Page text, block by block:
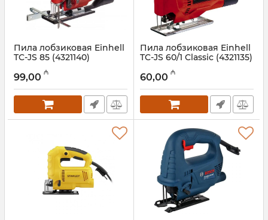
Пила лобзиковая Einhell
TC-JS 85 (4321140)
017008023
99,00 ₼
Пила лобзиковая Einhell
TC-JS 60/1 Classic (4321135)
017008022
60,00 ₼